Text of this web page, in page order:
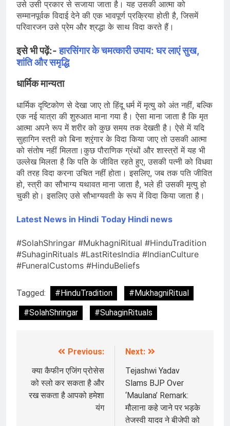
उसे उसी प्रकार से सजाया जाता है। यह उसकी आत्मा को
सम्मानपूर्वक विदाई देने की एक भावपूर्ण प्रक्रिया होती है, जिसमें
परिवारजन उसे प्रेम और श्रद्धा के साथ विदा करते हैं।
इसे भी पढ़ें:-हारसिंगार के चमत्कारी उपाय: घर लाएं सुख,
शांति और समृद्धि
धार्मिक मान्यता
धार्मिक दृष्टिकोण से देखा जाए तो हिंदू धर्म में मृत्यु को अंत नहीं, बल्कि
एक नई यात्रा की शुरुआत माना गया है। ऐसा माना जाता है कि मृत
आत्मा अपने रूप में शरीर को कुछ समय तक देखती है। ऐसे में यदि
सुहागिन स्त्री को बिना श्रृंगार के विदा किया जाए तो उसकी आत्मा
को संतोष नहीं मिलता।कुछ पौराणिक ग्रंथों और शास्त्रों में यह भी
उल्लेख मिलता है कि पति के जीवित रहते हुए, उसकी पत्नी को विधवा
की तरह विदा करना उचित नहीं होता। इसलिए, जब तक पति जीवित
हो, स्त्री का सौभाग्य यथावत माना जाता है, भले ही उसकी मृत्यु हो
चुकी हो। इसलिए उसे सौभाग्यवती के रूप में विदा किया जाता है।
Latest News in Hindi Today Hindi news
#SolahShringar #MukhagniRitual #HinduTradition
#SuhaginRituals #LastRitesIndia #IndianCulture
#FuneralCustoms #HinduBeliefs
Tagged: #HinduTradition
#MukhagniRitual
#SolahShringar
#SuhaginRituals
navigation
Previous:
क्या कैफीन एजिंग प्रोसेस
को स्लो कर सकता है और
रख सकता है आपको हमेशा
यंग
Next:
Tejashwi Yadav
Slams BJP Over
‘Maulana’ Remark:
मौलाना कहे जाने पर भड़के
तेजस्वी यादव ने बीजेपी को